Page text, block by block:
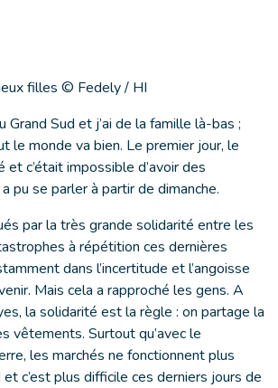
filles © Fedely / HI
Grand Sud et j’ai de la famille là-bas ;
le monde va bien. Le premier jour, le
c’était impossible d’avoir des
pu se parler à partir de dimanche.
par la très grande solidarité entre les
à répétition ces dernières
dans l’incertitude et l’angoisse
Mais cela a rapproché les gens. A
la solidarité est la règle : on partage la
vêtements. Surtout qu’avec le
les marchés ne fonctionnent plus
c’est plus difficile ces derniers jours de